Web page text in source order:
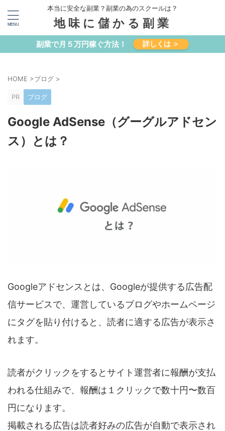
本当に安全な副業？副業の為のスクールは？
地味に儲かる副業
副業で月５万円稼ぐ方法！ 詳しくは ＞
HOME >ブログ >
PR ブログ
Google AdSense（グーグルアドセン
ス）とは？
Googleアドセンスとは、Googleが提供する広告配
信サービスで、運営しているブログやホームページ
にタグを貼り付けると、読者に適する広告が表示さ
れます。
読者がクリックをするとサイト運営者に報酬が支払
われる仕組みで、報酬は１クリックで数十円〜数百
円になります。
掲載される広告は読者好みの広告が自動で表示され